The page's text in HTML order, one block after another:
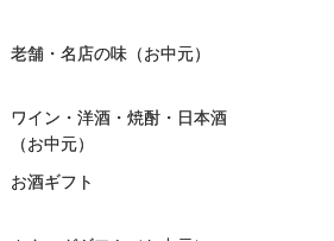
老舗・名店の味（お中元）
ワイン・洋酒・焼酎・日本酒
（お中元）
お酒ギフト